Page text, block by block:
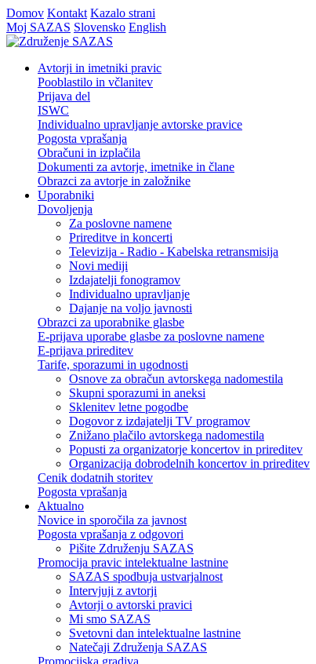
Domov Kontakt Kazalo strani
Moj SAZAS Slovensko English
Avtorji in imetniki pravic
Pooblastilo in včlanitev
Prijava del
ISWC
Individualno upravljanje avtorske pravice
Pogosta vprašanja
Obračuni in izplačila
Dokumenti za avtorje, imetnike in člane
Obrazci za avtorje in založnike
Uporabniki
Dovoljenja
Za poslovne namene
Prireditve in koncerti
Televizija - Radio - Kabelska retransmisija
Novi mediji
Izdajatelji fonogramov
Individualno upravljanje
Dajanje na voljo javnosti
Obrazci za uporabnike glasbe
E-prijava uporabe glasbe za poslovne namene
E-prijava prireditev
Tarife, sporazumi in ugodnosti
Osnove za obračun avtorskega nadomestila
Skupni sporazumi in aneksi
Sklenitev letne pogodbe
Dogovor z izdajatelji TV programov
Znižano plačilo avtorskega nadomestila
Popusti za organizatorje koncertov in prireditev
Organizacija dobrodelnih koncertov in prireditev
Cenik dodatnih storitev
Pogosta vprašanja
Aktualno
Novice in sporočila za javnost
Pogosta vprašanja z odgovori
Pišite Združenju SAZAS
Promocija pravic intelektualne lastnine
SAZAS spodbuja ustvarjalnost
Intervjuji z avtorji
Avtorji o avtorski pravici
Mi smo SAZAS
Svetovni dan intelektualne lastnine
Natečaji Združenja SAZAS
Promocijska gradiva